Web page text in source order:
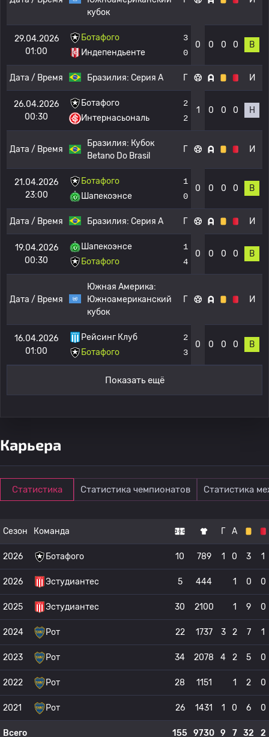
кубок
29.04.2026
01:00
Ботафого
Индепендьенте
3
0
0 0 0 0 В
Дата / Время Бразилия: Серия А Г И
26.04.2026
00:30
Ботафого
Интернасьональ
2
2
1 0 0 0 Н
Дата / Время
Бразилия: Кубок
Betano Do Brasil
Г И
21.04.2026
23:00
Ботафого
Шапекоэнсе
1
0
0 0 0 0 В
Дата / Время Бразилия: Серия А Г И
19.04.2026
00:30
Шапекоэнсе
Ботафого
1
4
0 0 0 0 В
Дата / Время
Южная Америка:
Южноамериканский
кубок
Г И
16.04.2026
01:00
Рейсинг Клуб
Ботафого
2
3
0 0 0 0 В
Показать ещё
Карьера
Статистика Статистика чемпионатов Статистика
Сезон Команда Г А
2026 Ботафого 10 789 1 0 3 1
2026 Эстудиантес 5 444 1 0 0
2025 Эстудиантес 30 2100 1 9 0
2024 Рот 22 1737 3 2 7 1
2023 Рот 34 2078 4 2 5 0
2022 Рот 28 1151 1 2 0
2021 Рот 26 1431 1 0 6 0
Всего 155 9730 9 7 32 2